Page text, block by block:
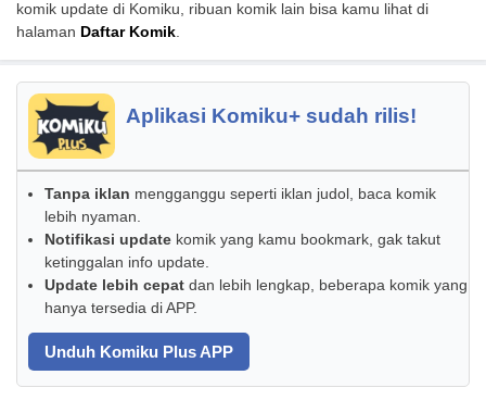
komik update di Komiku, ribuan komik lain bisa kamu lihat di
halaman Daftar Komik.
Aplikasi Komiku+ sudah rilis!
Tanpa iklan mengganggu seperti iklan judol, baca komik
lebih nyaman.
Notifikasi update komik yang kamu bookmark, gak takut
ketinggalan info update.
Update lebih cepat dan lebih lengkap, beberapa komik yang
hanya tersedia di APP.
Unduh Komiku Plus APP